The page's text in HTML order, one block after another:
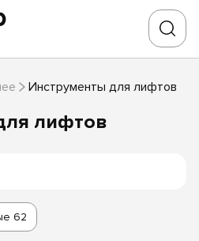
Инструменты для лифтов
лифтов
62